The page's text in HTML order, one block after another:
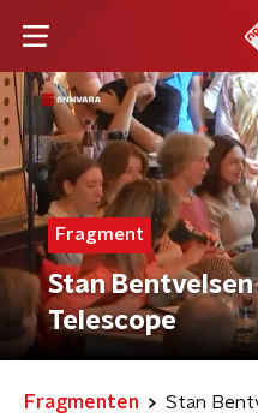
Fragment
Stan
Telescope
Fragmenten